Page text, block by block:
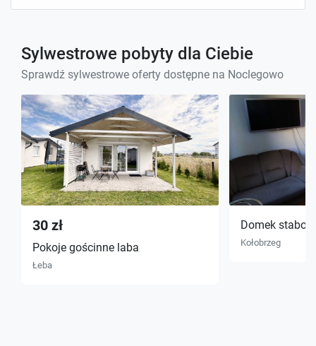
Sylwestrowe pobyty dla Ciebie
Sprawdź sylwestrowe oferty dostępne na Noclegowo
30 zł
Pokoje gościnne laba
Łeba
Domek stabol
Kołobrzeg